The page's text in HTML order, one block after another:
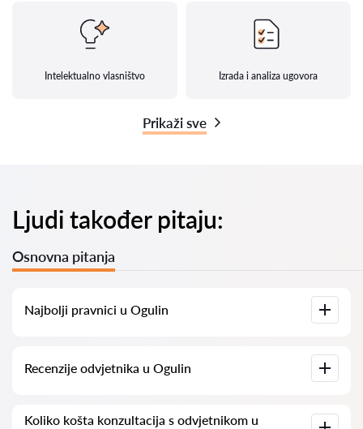
Intelektualno vlasništvo Izrada i analiza ugovora
Prikaži sve
Ljudi također pitaju:
Osnovna pitanja
Najbolji pravnici u Ogulin
informacijama. Cijene, recenzije, telefonski brojevi i adrese.
Recenzije odvjetnika u Ogulin
odvjetnicima. Ne brišemo negativne recenzije niti postoji
Koliko košta konzultacija s odvjetnikom u